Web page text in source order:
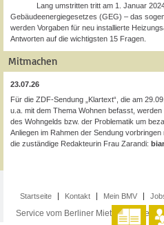
Lang umstritten tritt am 1. Januar
Gebäudeenergiegesetzes (GEG) – das
werden Vorgaben für neu installierte
Antworten auf die wichtigsten 15 Fragen.
Mitmachen
23.07.26
Für die ZDF-Sendung „Klartext“, die am
u.a. mit dem Thema Wohnen befasst,
des Wohngelds bzw. der Problematik um
Anliegen im Rahmen der Sendung
die zuständige Redakteurin Frau Zarandi:
Startseite Kontakt Mein BMV
Service vom Berliner Mieterverein e.V. ·